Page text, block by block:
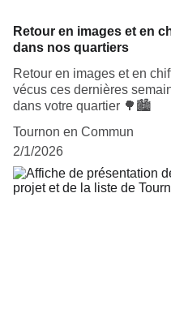
Retour en images et en
dans nos quartiers
Retour en images et en
vécus ces dernières
dans votre quartier 🌳🏙️
Tournon en Commun
2/1/2026